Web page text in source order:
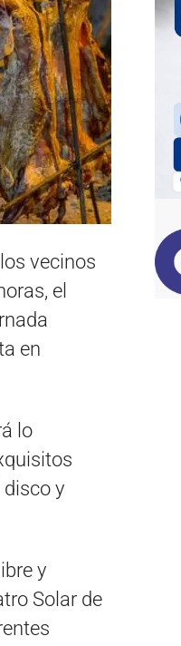
vecinos
el
en
lo
y
y
Solar de